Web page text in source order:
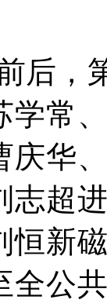
后，
学常
庆华
志超
恒新
全公